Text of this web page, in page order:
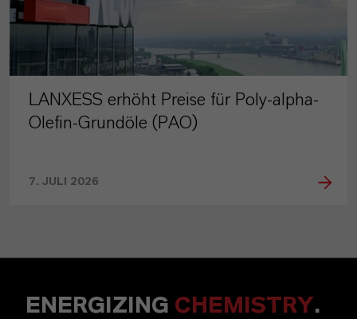
LANXESS erhöht Preise für Poly-alpha-
Olefin-Grundöle (PAO)
7. JULI 2026
ENERGIZING CHEMISTRY.